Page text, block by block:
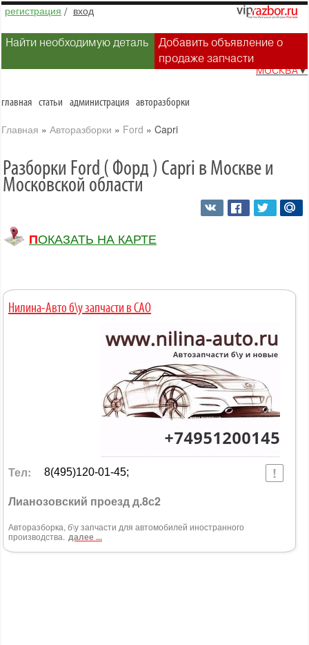
регистрация / вход
Найти необходимую деталь
Добавить объявление о
продаже запчасти
МОСКВА▼
главная статьи администрация авторазборки
Главная » Авторазборки » Ford » Capri
Разборки Ford ( Форд ) Capri в Москве и
Московской области
ПОКАЗАТЬ НА КАРТЕ
Нилина-Авто б\у запчасти в САО
Тел: 8(495)120-01-45;
Лианозовский проезд д.8с2
Авторазборка, б\у запчасти для автомобилей иностранного
производства. далее ...